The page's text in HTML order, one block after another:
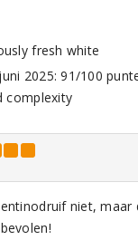
fresh white
2025: 91/100
complexity
niet,